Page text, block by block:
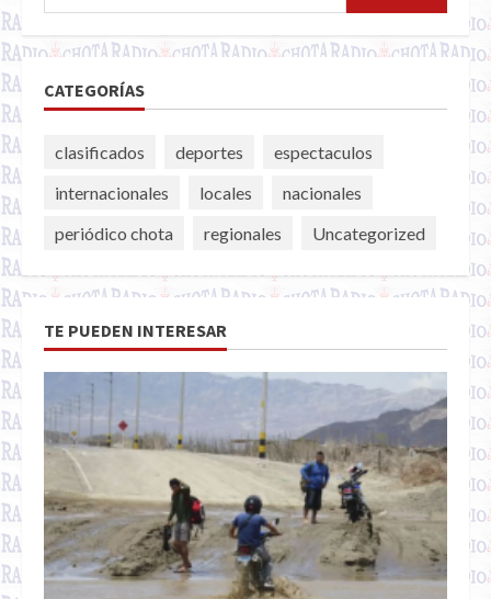
CATEGORÍAS
clasificados deportes
espectaculos
internacionales
locales
nacionales
periódico chota
regionales Uncategorized
TE PUEDEN INTERESAR